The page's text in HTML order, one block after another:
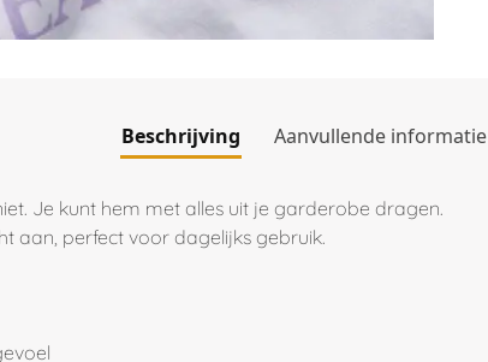
Beschrijving Aanvullende informatie
Je kunt hem met alles uit je garderobe dragen.
aan, perfect voor dagelijks gebruik.